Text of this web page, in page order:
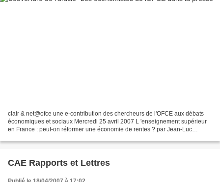
clair & net@ofce une e-contribution des chercheurs de l'OFCE aux débats
économiques et sociaux Mercredi 25 avril 2007 L 'enseignement supérieur
en France : peut-on réformer une économie de rentes ? par Jean-Luc
CAE Rapports et Lettres